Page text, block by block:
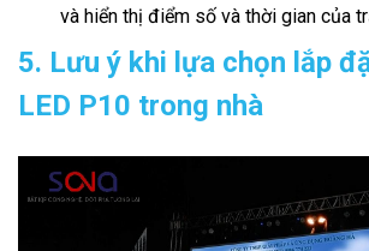
và hiển thị điểm số và thời gian của
5. Lưu ý khi lựa chọn lắp
LED P10 trong nhà